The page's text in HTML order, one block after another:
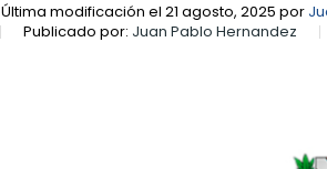
Última modificación el 21 agosto, 2025 por
Publicado por: Juan Pablo Hernandez